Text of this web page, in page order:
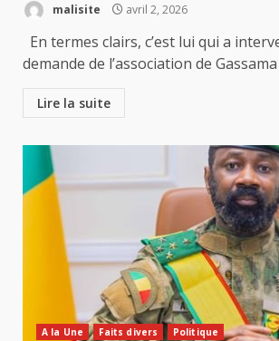
malisite avril 2, 2026
En termes clairs, c’est lui qui a
demande de l’association de
Lire la suite
A la Une Faits divers Politique